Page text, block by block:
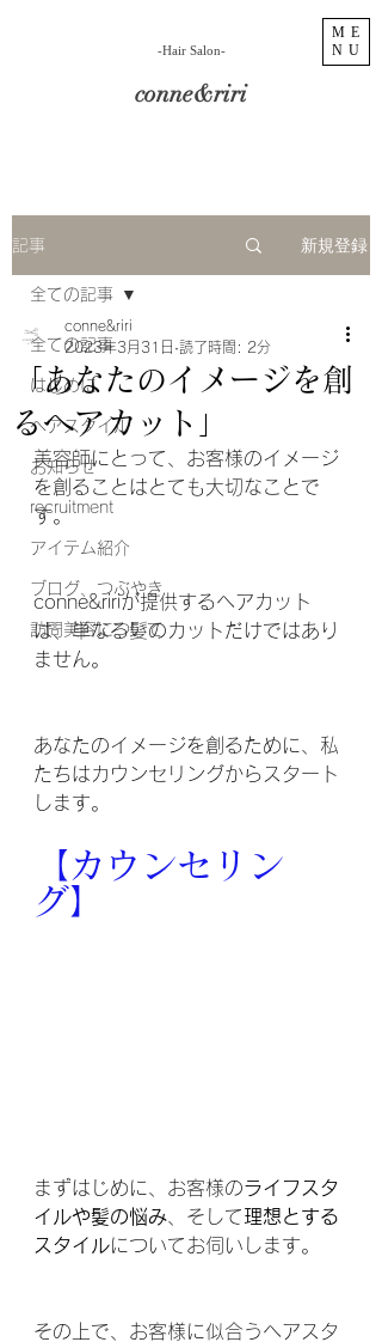
ME
NU
conne&riri
​-Hair Salon-
記事 新規登録
全ての記事
はじめに
ヘアスタイル
お知らせ
recruitment
アイテム紹介
ブログ、つぶやき
訪問美容について
全ての記事
「あなたのイメージを創
るヘアカット」
conne&riri
2023年3月31日 読了時間: 2分
美容師にとって、お客様のイメージ
を創ることはとても大切なことで
す。
conne&ririが提供するヘアカット
は、単なる髪のカットだけではあり
ません。
あなたのイメージを創るために、私
たちはカウンセリングからスタート
します。
【カウンセリン
グ】
まずはじめに、お客様のライフスタ
イルや髪の悩み 、そして理想とする
スタイルについてお伺いします。
その上で、お客様に似合うヘアスタ